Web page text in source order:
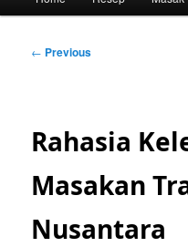
Post
← Previous
Rahasia
Masakan
Nusantara